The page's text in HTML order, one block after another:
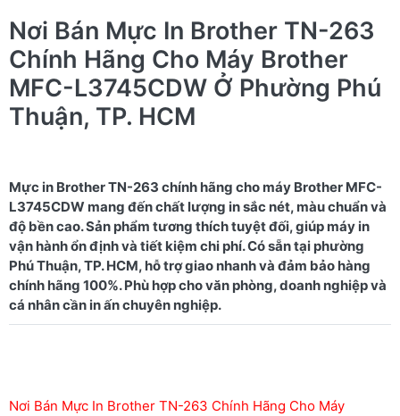
Nơi Bán Mực In Brother TN-263
Chính Hãng Cho Máy Brother
MFC-L3745CDW Ở Phường Phú
Thuận, TP. HCM
Mực in Brother TN-263 chính hãng cho máy Brother MFC-
L3745CDW mang đến chất lượng in sắc nét, màu chuẩn và
độ bền cao. Sản phẩm tương thích tuyệt đối, giúp máy in
vận hành ổn định và tiết kiệm chi phí. Có sẵn tại phường
Phú Thuận, TP. HCM, hỗ trợ giao nhanh và đảm bảo hàng
chính hãng 100%. Phù hợp cho văn phòng, doanh nghiệp và
Nơi Bán Mực In Brother TN-263 Chính Hãng Cho Máy